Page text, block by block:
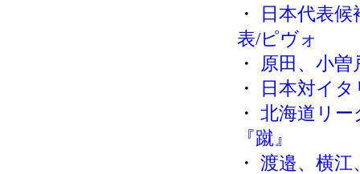
・
日本代表
表/ピヴォ
・
原田、小
・
日本対イ
・ 北海道リ
『蹴』
・ 渡邉、横江